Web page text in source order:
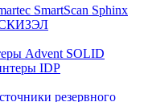
SmartScan Sphinx
Advent SOLID
IDP
резервного